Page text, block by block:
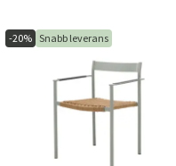
-20% Snabb leverans